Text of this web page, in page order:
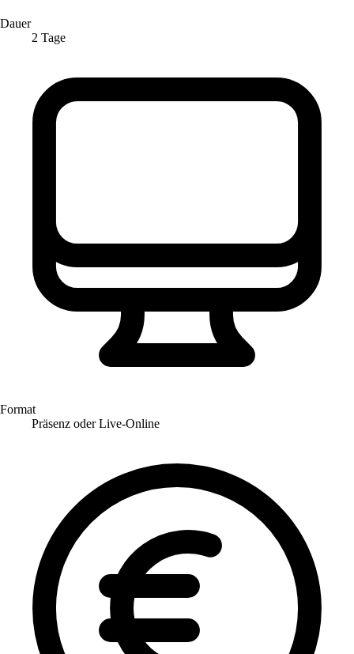
Dauer
2 Tage
Format
Präsenz oder Live-Online